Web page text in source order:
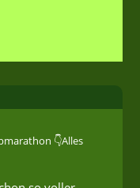
👇Alles